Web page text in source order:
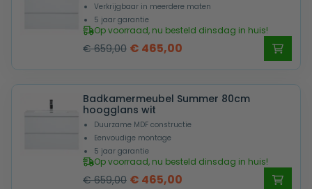
Verkrijgbaar in meerdere maten
5 jaar garantie
Op voorraad, nu besteld dinsdag in huis!
€659,00 Oorspronkelijke
was:
€ 659,00.
€ 465,00
is:
€ 465,00.
Badkamermeubel Summer 80cm
hoogglans wit
Duurzame MDF constructie
Eenvoudige montage
5 jaar garantie
Op voorraad, nu besteld dinsdag in huis!
€659,00 Oorspronkelijke
€ 465,00